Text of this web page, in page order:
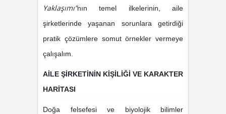
Yaklaşımı”nın temel ilkelerinin, aile
şirketlerinde yaşanan sorunlara getirdiği
pratik çözümlere somut örnekler vermeye
çalışalım.
AİLE ŞİRKETİNİN KİŞİLİĞİ VE KARAKTER
HARİTASI
Doğa felsefesi ve biyolojik bilimler